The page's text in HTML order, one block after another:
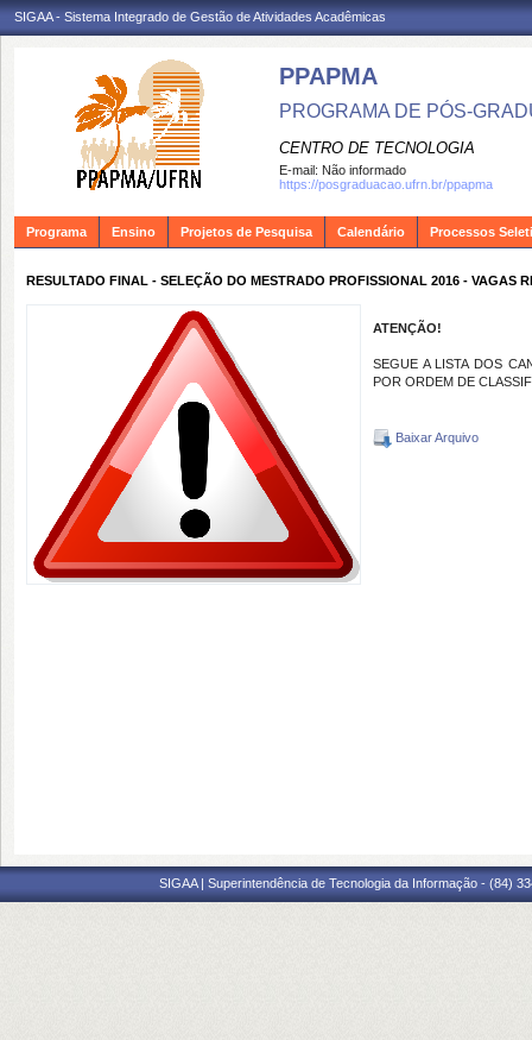
SIGAA - Sistema Integrado de Gestão de Atividades Acadêmicas
PPAPMA
PROGRAMA DE PÓS-
CENTRO DE TECNOLOGIA
E-mail: Não informado
https://posgraduacao.ufrn.br/ppapma
Programa Ensino Projetos de Pesquisa Calendário Processos
RESULTADO FINAL - SELEÇÃO DO MESTRADO PROFISSIONAL 2016 - VAGAS
ATENÇÃO!
SEGUE A LISTA DOS
POR ORDEM DE
Baixar Arquivo
SIGAA | Superintendência de Tecnologia da Informação - (84)